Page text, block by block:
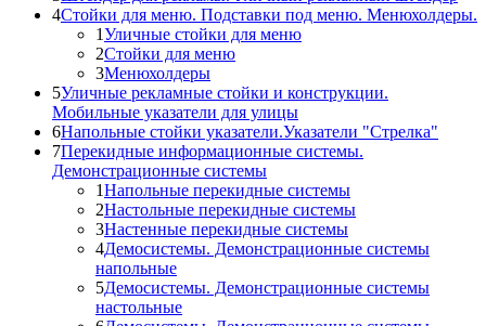
4Стойки для меню. Подставки под меню. Менюхолдеры.
1Уличные стойки для меню
2Стойки для меню
3Менюхолдеры
5Уличные рекламные стойки и конструкции.
Мобильные указатели для улицы
6Напольные стойки указатели.Указатели "Стрелка"
7Перекидные информационные системы.
Демонстрационные системы
1Напольные перекидные системы
2Настольные перекидные системы
3Настенные перекидные системы
4Демосистемы. Демонстрационные системы
напольные
5Демосистемы. Демонстрационные системы
настольные